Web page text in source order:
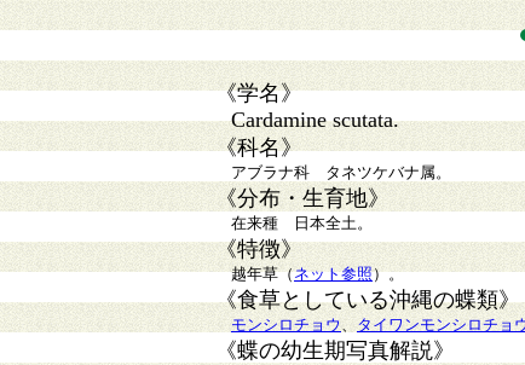
《学名》
Cardamine scutata.
《科名》
アブラナ科 タネツケバナ属。
《分布・生育地》
在来種 日本全土。
《特徴》
越年草（ネット参照）。
《食草としている沖縄の蝶類》
モンシロチョウ 、 タイワンモンシロチョ
《蝶の幼生期写真解説》